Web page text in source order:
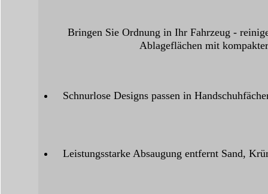
Bringen Sie Ordnung in Ihr Fahrzeug -
Ablageflächen mit
Schnurlose Designs passen in
Leistungsstarke Absaugung entfernt Sand,